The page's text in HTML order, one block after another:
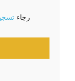
رجاء